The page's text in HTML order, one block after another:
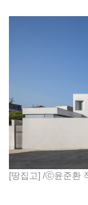
[땅집고] /ⓒ윤준환